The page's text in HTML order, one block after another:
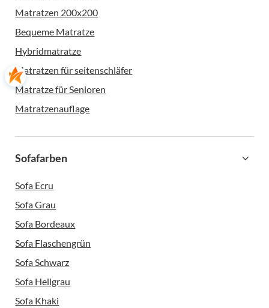
Matratzen 200x200
Bequeme Matratze
Hybridmatratze
Matratzen für seitenschläfer
Matratze für Senioren
Matratzenauflage
Sofafarben
Sofa Ecru
Sofa Grau
Sofa Bordeaux
Sofa Flaschengrün
Sofa Schwarz
Sofa Hellgrau
Sofa Khaki